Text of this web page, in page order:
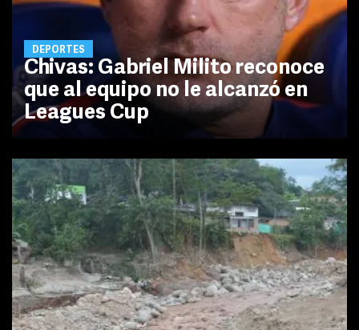
DEPORTES
Chivas: Gabriel Milito reconoce
que al equipo no le alcanzó en
Leagues Cup